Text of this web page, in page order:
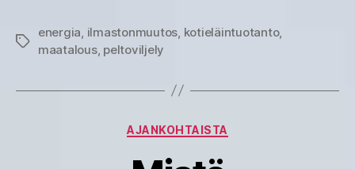
Avainsanat
energia ilmastonmuutos kotieläintuotanto,
maatalous, peltoviljely
Kategoriat
AJANKOHTAISTA